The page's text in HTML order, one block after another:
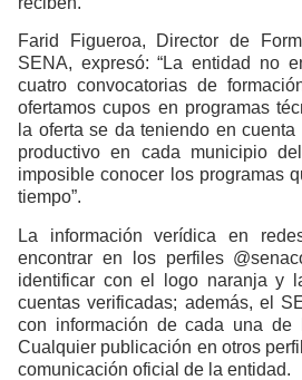
Farid Figueroa, Director de
SENA, expresó: “La entidad no
cuatro convocatorias de
ofertamos cupos en programas
la oferta se da teniendo en
productivo en cada municipio
imposible conocer los programas
tiempo”.
La información verídica en
encontrar en los perfiles
identificar con el logo naranja y
cuentas verificadas; además, el
con información de cada una de
Cualquier publicación en otros
comunicación oficial de la entidad.